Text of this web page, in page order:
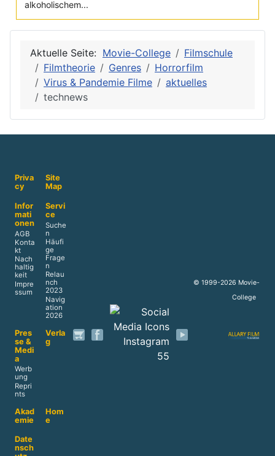
alkoholischem...
Aktuelle Seite: Movie-College
Filmschule
Filmtheorie
Genres
Horrorfilm
Virus & Pandemie Filme
aktuelles
technews
Priva
cy
Site
Map
Infor
mati
onen
AGB
Konta
kt
Nach
haltig
keit
Impre
ssum
Servi
ce
Suche
n
Häufi
ge
Frage
n
Relau
nch
2023
Navig
ation
2026
Pres
se &
Medi
a
Werb
ung
Repri
nts
Verla
g
Akad
emie
Hom
e
Date
nsch
© 1999-2026 Movie-
College